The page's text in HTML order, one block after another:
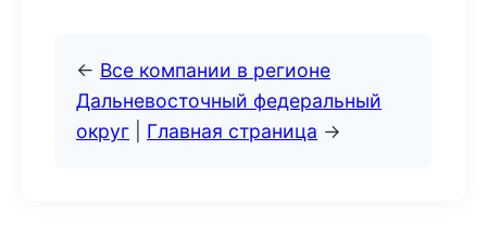
← Все компании в регионе
Дальневосточный федеральный
округ
Главная страница →